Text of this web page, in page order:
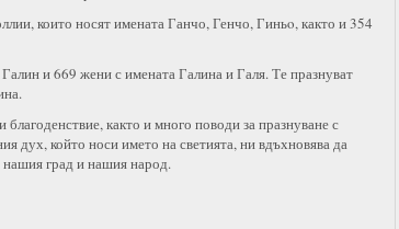
които носят имената Ганчо, Генчо, Гиньo, както и 354
и 669 жени с имената Галина и Галя. Те празнуват
както и много поводи за празнуване с
дух, който носи името на светията, ни вдъхновява да
град и нашия народ.